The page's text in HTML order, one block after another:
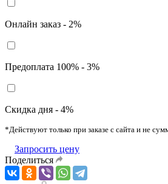
Онлайн заказ - 2%
Предоплата 100% - 3%
Скидка дня - 4%
*Действуют только при заказе с сайта и не
Запросить цену
Поделиться